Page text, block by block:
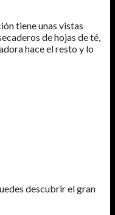
tiene unas vistas
de hojas de té,
hace el resto y lo
descubrir el gran